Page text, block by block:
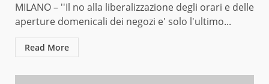
MILANO – ''Il no alla liberalizzazione degli orari e delle
aperture domenicali dei negozi e' solo l'ultimo...
Read More